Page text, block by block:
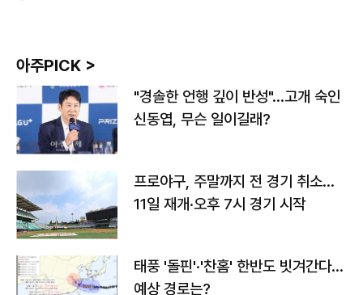
아주PICK >
"경솔한 언행 깊이 반성"…고개 숙인
신동엽, 무슨 일이길래?
프로야구, 주말까지 전 경기 취소…
11일 재개·오후 7시 경기 시작
태풍 '돌핀'·'찬홈' 한반도 빗겨간다…
예상 경로는?